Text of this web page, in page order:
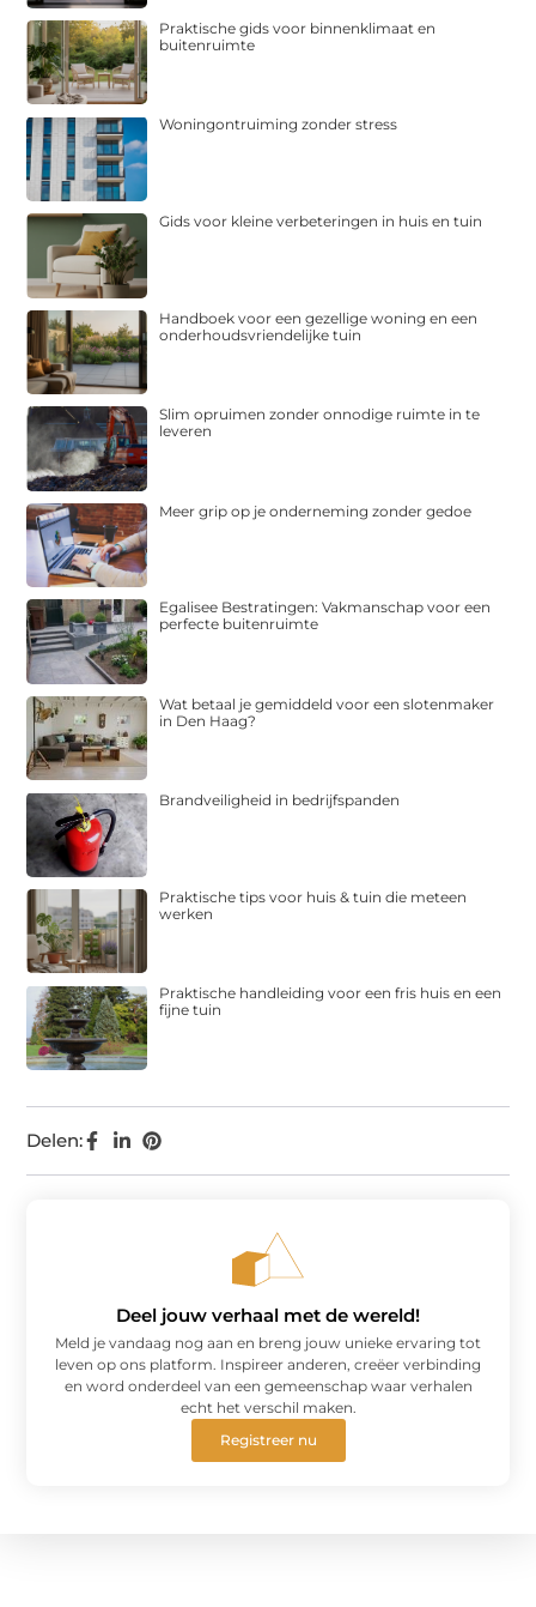
Delen:
Praktische gids voor binnenklimaat en
buitenruimte
Woningontruiming zonder stress
Gids voor kleine verbeteringen in huis en tuin
Handboek voor een gezellige woning en een
onderhoudsvriendelijke tuin
Slim opruimen zonder onnodige ruimte in te
leveren
Meer grip op je onderneming zonder gedoe
Egalisee Bestratingen: Vakmanschap voor een
perfecte buitenruimte
Wat betaal je gemiddeld voor een slotenmaker
in Den Haag?
Brandveiligheid in bedrijfspanden
Praktische tips voor huis & tuin die meteen
werken
Praktische handleiding voor een fris huis en een
fijne tuin
Deel jouw verhaal met de wereld!
Meld je vandaag nog aan en breng jouw unieke ervaring tot
leven op ons platform. Inspireer anderen, creëer verbinding
en word onderdeel van een gemeenschap waar verhalen
echt het verschil maken.
Registreer nu